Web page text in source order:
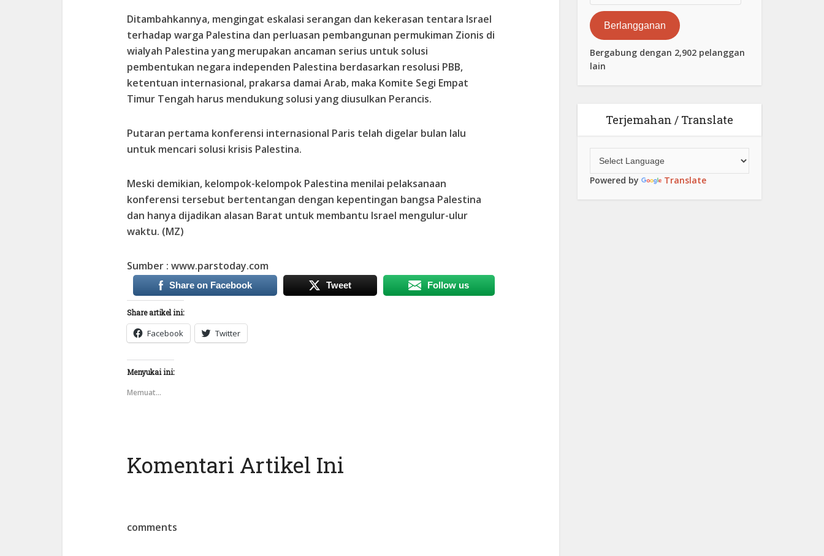
Ditambahkannya, mengingat eskalasi serangan dan kekerasan tentara Israel
terhadap warga Palestina dan perluasan pembangunan permukiman Zionis di
wialyah Palestina yang merupakan ancaman serius untuk solusi
pembentukan negara independen Palestina berdasarkan resolusi PBB,
ketentuan internasional, prakarsa damai Arab, maka Komite Segi Empat
Timur Tengah harus mendukung solusi yang diusulkan Perancis.
Putaran pertama konferensi internasional Paris telah digelar bulan lalu
untuk mencari solusi krisis Palestina.
Meski demikian, kelompok-kelompok Palestina menilai pelaksanaan
konferensi tersebut bertentangan dengan kepentingan bangsa Palestina
dan hanya dijadikan alasan Barat untuk membantu Israel mengulur-ulur
waktu. (MZ)
Sumber : www.parstoday.com
Share on Facebook Tweet Follow us
Share artikel ini:
Facebook Twitter
Menyukai ini:
Memuat...
Komentari Artikel Ini
comments
Elektronik
Berlangganan
Bergabung dengan 2,902 pelanggan
lain
Terjemahan / Translate
Powered by Translate